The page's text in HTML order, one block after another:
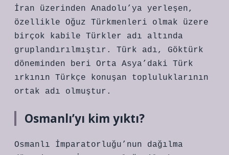
İran üzerinden Anadolu’ya yerleşen,
özellikle Oğuz Türkmenleri olmak üzere
birçok kabile Türkler adı altında
gruplandırılmıştır. Türk adı, Göktürk
döneminden beri Orta Asya’daki Türk
ırkının Türkçe konuşan topluluklarının
ortak adı olmuştur.
Osmanlı’yı kim yıktı?
Osmanlı İmparatorluğu’nun dağılma